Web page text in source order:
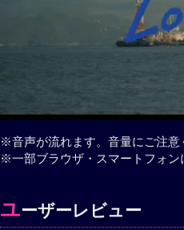
※音声が流れます。音量にご注意
※一部ブラウザ・スマートフォン
ユーザーレビュー